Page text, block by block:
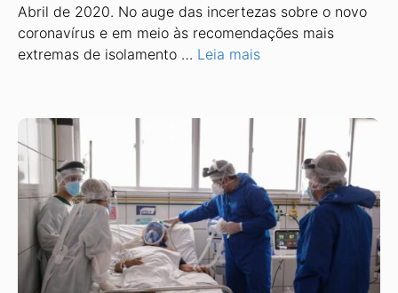
Abril de 2020. No auge das incertezas sobre o novo
coronavírus e em meio às recomendações mais
extremas de isolamento … Leia mais